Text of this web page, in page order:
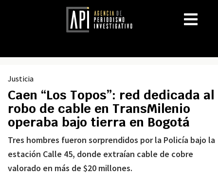
Justicia
Caen “Los Topos”: red dedicada al
robo de cable en TransMilenio
operaba bajo tierra en Bogotá
Tres hombres fueron sorprendidos por la Policía bajo la
estación Calle 45, donde extraían cable de cobre
valorado en más de $20 millones.